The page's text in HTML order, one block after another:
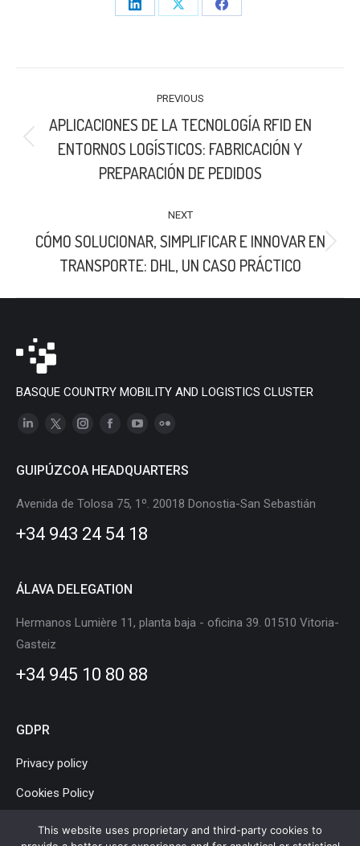
Share
Share
Share
PREVIOUS
Previous
APLICACIONES DE LA TECNOLOGÍA RFID EN
ENTORNOS LOGÍSTICOS: FABRICACIÓN Y
PREPARACIÓN DE PEDIDOS
NEXT
Next
post:
CÓMO SOLUCIONAR, SIMPLIFICAR E INNOVAR EN
TRANSPORTE: DHL, UN CASO PRÁCTICO
BASQUE COUNTRY MOBILITY AND LOGISTICS CLUSTER
Linkedin
opens
window
X
opens
window
Instagram
opens
in
window
opens
in
window
opens
in
window
opens
in
GUIPÚZCOA HEADQUARTERS
Avenida de Tolosa 75, 1º. 20018 Donostia-San Sebastián
+34 943 24 54 18
ÁLAVA DELEGATION
Hermanos Lumière 11, planta baja - oficina 39. 01510 Vitoria-
Gasteiz
+34 945 10 80 88
GDPR
Privacy policy
Cookies Policy
Legal Notice
This website uses proprietary and third-party cookies to